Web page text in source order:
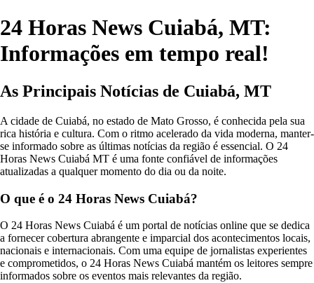
24 Horas News Cuiabá, MT:
Informações em tempo real!
As Principais Notícias de Cuiabá, MT
A cidade de Cuiabá, no estado de Mato Grosso, é conhecida pela sua
rica história e cultura. Com o ritmo acelerado da vida moderna, manter-
se informado sobre as últimas notícias da região é essencial. O 24
Horas News Cuiabá MT é uma fonte confiável de informações
atualizadas a qualquer momento do dia ou da noite.
O que é o 24 Horas News Cuiabá?
O 24 Horas News Cuiabá é um portal de notícias online que se dedica
a fornecer cobertura abrangente e imparcial dos acontecimentos locais,
nacionais e internacionais. Com uma equipe de jornalistas experientes
e comprometidos, o 24 Horas News Cuiabá mantém os leitores sempre
informados sobre os eventos mais relevantes da região.